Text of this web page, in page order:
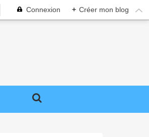
Connexion + Créer mon blog